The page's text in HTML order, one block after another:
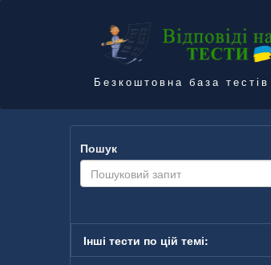
Безкоштовна база
Пошук
Інші тести по цій темі: